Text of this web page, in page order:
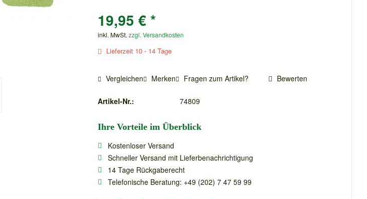
19,95 € *
inkl. MwSt. zzgl. Versandkosten
Lieferzeit 10 - 14 Tage
Vergleichen Merken Fragen zum Artikel? Bewerten
Artikel-Nr.: 74809
Ihre Vorteile im Überblick
Kostenloser Versand
Schneller Versand mit Lieferbenachrichtigung
14 Tage Rückgaberecht
Telefonische Beratung: +49 (202) 7 47 59 99